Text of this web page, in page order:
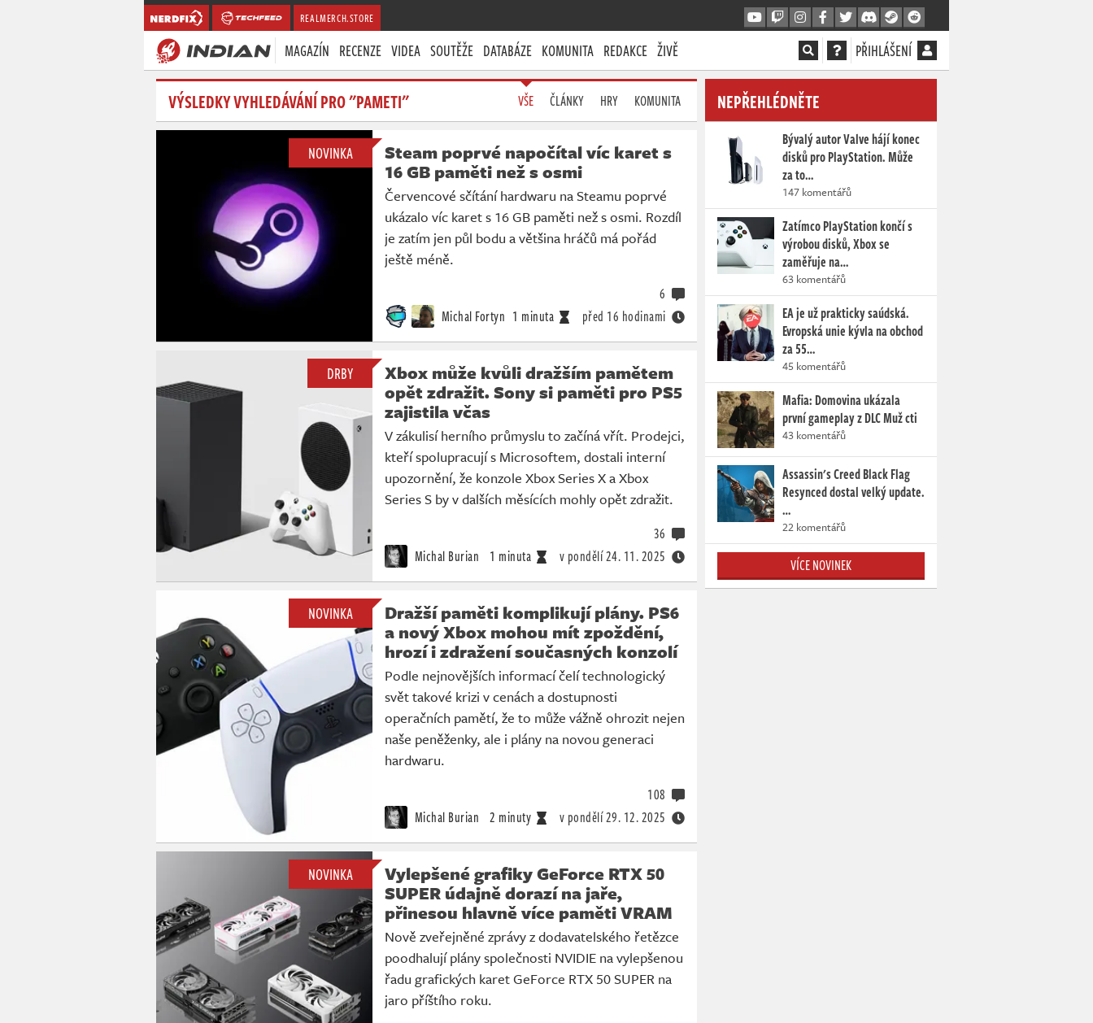
REALMERCH.STORE
MAGAZÍN RECENZE VIDEA SOUTĚŽE DATABÁZE KOMUNITA REDAKCE ŽIVĚ PŘIHLÁŠENÍ
VÝSLEDKY VYHLEDÁVÁNÍ PRO "PAMETI" VŠE ČLÁNKY HRY KOMUNITA
NOVINKA
Steam poprvé napočítal víc karet s
16 GB paměti než s osmi
Červencové sčítání hardwaru na Steamu poprvé
ukázalo víc karet s 16 GB paměti než s osmi. Rozdíl
je zatím jen půl bodu a většina hráčů má pořád
ještě méně.
Michal Fortyn 1 minuta před 16 hodinami
6
DRBY
Xbox může kvůli dražším pamětem
opět zdražit. Sony si paměti pro PS5
zajistila včas
V zákulisí herního průmyslu to začíná vřít. Prodejci,
kteří spolupracují s Microsoftem, dostali interní
upozornění, že konzole Xbox Series X a Xbox
Series S by v dalších měsících mohly opět zdražit.
Michal Burian 1 minuta v pondělí24. 11. 2025
36
NOVINKA
Dražší paměti komplikují plány. PS6
a nový Xbox mohou mít zpoždění,
hrozí i zdražení současných konzolí
Podle nejnovějších informací čelí technologický
svět takové krizi v cenách a dostupnosti
operačních pamětí, že to může vážně ohrozit nejen
naše peněženky, ale i plány na novou generaci
hardwaru.
Michal Burian 2 minuty v pondělí29. 12. 2025
108
NOVINKA
Vylepšené grafiky GeForce RTX 50
SUPER údajně dorazí na jaře,
přinesou hlavně více paměti VRAM
Nově zveřejněné zprávy z dodavatelského řetězce
poodhalují plány společnosti NVIDIE na vylepšenou
řadu grafických karet GeForce RTX 50 SUPER na
jaro příštího roku.
NEPŘEHLÉDNĚTE
Bývalý autor Valve hájí konec
disků pro PlayStation. Může
za to…
147 komentářů
Zatímco PlayStation končí s
výrobou disků, Xbox se
zaměřuje na…
63 komentářů
EA je už prakticky saúdská.
Evropská unie kývla na obchod
za 55…
45 komentářů
Mafia: Domovina ukázala
první gameplay z DLC Muž cti
43 komentářů
Assassin's Creed Black Flag
Resynced dostal velký update.
…
22 komentářů
VÍCE NOVINEK